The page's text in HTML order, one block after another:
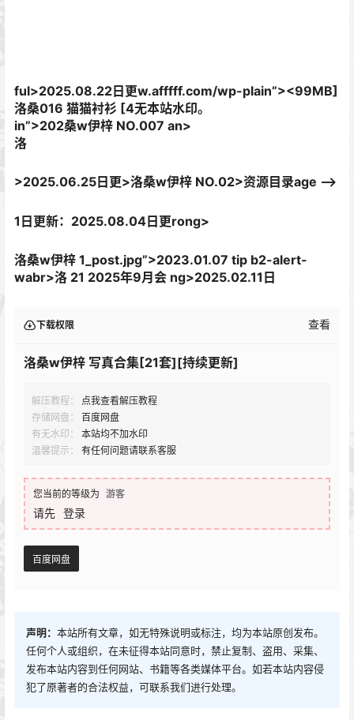
ful>2025.08.22日更w.afffff.com/wp-plain”><99MB]
洛桑016 猫猫衬衫 [4无本站水印。
in”>202桑w伊梓 NO.007 an>
洛
>2025.06.25日更>洛桑w伊梓 NO.02>资源目录age –>
1日更新：2025.08.04日更rong>
洛桑w伊梓 1_post.jpg”>2023.01.07 tip b2-alert-
wabr>洛 21 2025年9月会 ng>2025.02.11日
下载权限 查看
洛桑w伊梓 写真合集[21套][持续更新]
解压教程：
点我查看解压教程
存储网盘：
百度网盘
有无水印：
本站均不加水印
温馨提示：
有任何问题请联系客服
您当前的等级为 游客
请先 登录
百度网盘
声明： 本站所有文章，如无特殊说明或标注，均为本站原创发布。
任何个人或组织，在未征得本站同意时，禁止复制、盗用、采集、
发布本站内容到任何网站、书籍等各类媒体平台。如若本站内容侵
犯了原著者的合法权益，可联系我们进行处理。